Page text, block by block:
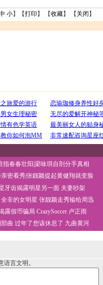
小】【打印 】 【收藏】 【 关闭 】
指春春壮阳 梁咏琪自剖分手真相
密看秀张靓颖提起黄健翔就变脸
牙齿揭露明星另一面 夫妻吵架
非的女明星 张靓颖走秀输给周迅
露假币骗局 CrazySoccer 卢正雨
曲 过年了您该休息了 九曲黄河
言文明。